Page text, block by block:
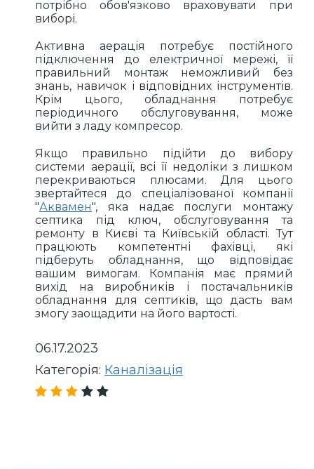
потрібно обов'язково враховувати при
виборі.
Активна аерація потребує постійного
підключення до електричної мережі, її
правильний монтаж неможливий без
знань, навичок і відповідних інструментів.
Крім цього, обладнання потребує
періодичного обслуговування, може
вийти з ладу компресор.
Якщо правильно підійти до вибору
системи аерації, всі її недоліки з лишком
перекриваються плюсами. Для цього
звертайтеся до спеціалізованої компанії
"Аквамен", яка надає послуги монтажу
септика під ключ, обслуговування та
ремонту в Києві та Київській області. Тут
працюють компетентні фахівці, які
підберуть обладнання, що відповідає
вашим вимогам. Компанія має прямий
вихід на виробників і постачальників
обладнання для септиків, що дасть вам
змогу заощадити на його вартості.
06.17.2023
Категорія: Каналізація